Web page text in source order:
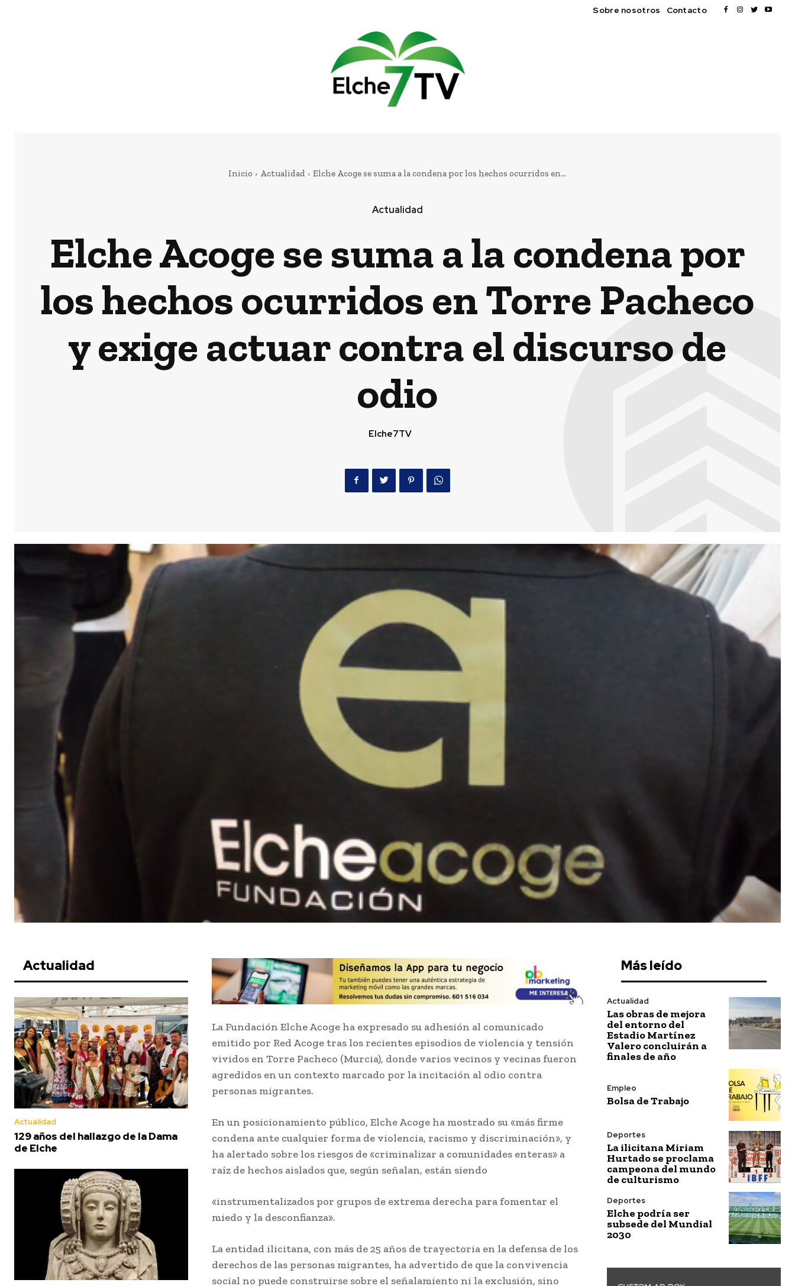
Sobre nosotros Contacto
Inicio Actualidad Elche Acoge se suma a la condena por los hechos ocurridos en...
Actualidad
Elche Acoge se suma a la condena por
los hechos ocurridos en Torre Pacheco
y exige actuar contra el discurso de
odio
Elche7TV
Actualidad
Actualidad
129 años del hallazgo de la Dama
de Elche
La Fundación Elche Acoge ha expresado su adhesión al comunicado
emitido por Red Acoge tras los recientes episodios de violencia y tensión
vividos en Torre Pacheco (Murcia), donde varios vecinos y vecinas fueron
agredidos en un contexto marcado por la incitación al odio contra
personas migrantes.
En un posicionamiento público, Elche Acoge ha mostrado su «más firme
condena ante cualquier forma de violencia, racismo y discriminación», y
ha alertado sobre los riesgos de «criminalizar a comunidades enteras» a
raíz de hechos aislados que, según señalan, están siendo
«instrumentalizados por grupos de extrema derecha para fomentar el
miedo y la desconfianza».
La entidad ilicitana, con más de 25 años de trayectoria en la defensa de los
derechos de las personas migrantes, ha advertido de que la convivencia
social no puede construirse sobre el señalamiento ni la exclusión, sino
Más leído
Actualidad
Las obras de mejora
del entorno del
Estadio Martínez
Valero concluirán a
finales de año
Empleo
Bolsa de Trabajo
Deportes
La ilicitana Miriam
Hurtado se proclama
campeona del mundo
de culturismo
Deportes
Elche podría ser
subsede del Mundial
2030